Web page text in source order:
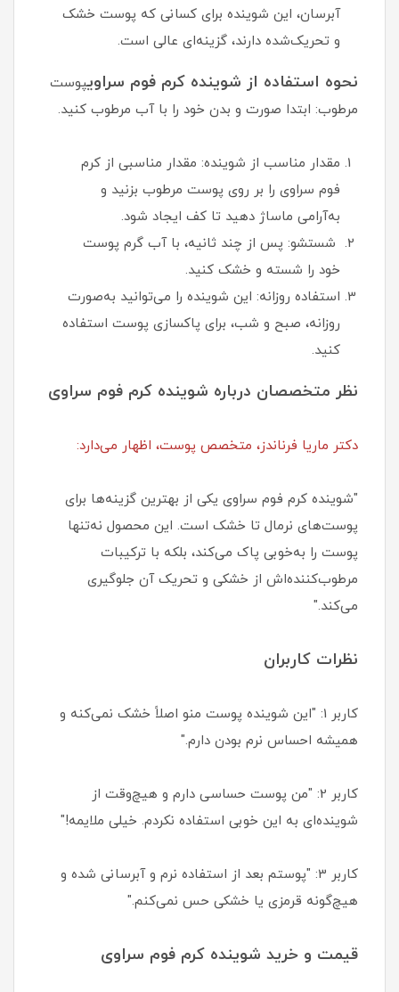
آبرسان، این شوینده برای کسانی که پوست خشک
و تحریک‌شده دارند، گزینه‌ای عالی است.
نحوه استفاده از شوینده کرم فوم سراویپوست
مرطوب: ابتدا صورت و بدن خود را با آب مرطوب کنید.
مقدار مناسب از شوینده: مقدار مناسبی از کرم
فوم سراوی را بر روی پوست مرطوب بزنید و
به‌آرامی ماساژ دهید تا کف ایجاد شود.
شستشو: پس از چند ثانیه، با آب گرم پوست
خود را شسته و خشک کنید.
استفاده روزانه: این شوینده را می‌توانید به‌صورت
روزانه، صبح و شب، برای پاکسازی پوست استفاده
کنید.
نظر متخصصان درباره شوینده کرم فوم سراوی
دکتر ماریا فرناندز، متخصص پوست، اظهار می‌دارد:
"شوینده کرم فوم سراوی یکی از بهترین گزینه‌ها برای
پوست‌های نرمال تا خشک است. این محصول نه‌تنها
پوست را به‌خوبی پاک می‌کند، بلکه با ترکیبات
مرطوب‌کننده‌اش از خشکی و تحریک آن جلوگیری
می‌کند."
نظرات کاربران
کاربر 1: "این شوینده پوست منو اصلاً خشک نمی‌کنه و
همیشه احساس نرم بودن دارم."
کاربر 2: "من پوست حساسی دارم و هیچ‌وقت از
شوینده‌ای به این خوبی استفاده نکردم. خیلی ملایمه!"
کاربر 3: "پوستم بعد از استفاده نرم و آبرسانی شده و
هیچ‌گونه قرمزی یا خشکی حس نمی‌کنم."
قیمت و خرید شوینده کرم فوم سراوی